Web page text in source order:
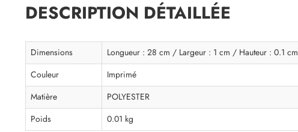
DESCRIPTION DÉTAILLÉE
Dimensions
Longueur : 28 cm / Largeur : 1 cm / Hauteur : 0.1 cm
Couleur
Imprimé
Matière
POLYESTER
Poids
0.01 kg